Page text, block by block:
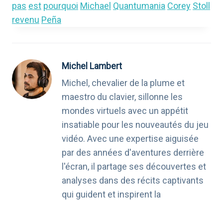
pas est pourquoi Michael Quantumania Corey Stoll
revenu Peña
Michel Lambert
Michel, chevalier de la plume et
maestro du clavier, sillonne les
mondes virtuels avec un appétit
insatiable pour les nouveautés du jeu
vidéo. Avec une expertise aiguisée
par des années d'aventures derrière
l'écran, il partage ses découvertes et
analyses dans des récits captivants
qui guident et inspirent la